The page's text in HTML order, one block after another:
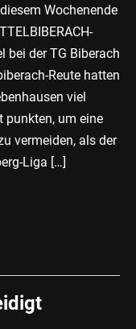
Wochenende
bei der TG Biberach
Reute hatten
viel
punkten, um eine
vermeiden, als der
Liga […]